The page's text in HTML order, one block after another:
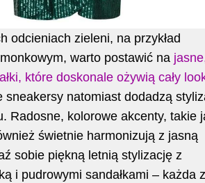
odcieniach zieleni, na przykład
warto postawić na
które doskonale ożywią cały
sneakersy natomiast dodadzą
Radosne, kolorowe akcenty, takie
świetnie harmonizują z jasną
sobie piękną letnią stylizację z
i pudrowymi sandałkami – każda z